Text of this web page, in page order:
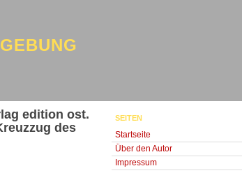
edition ost.
des
SEITEN
Startseite
Über den Autor
Impressum